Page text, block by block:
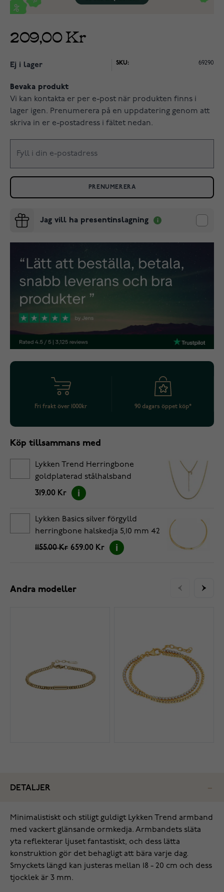
209,00 Kr
Ej i lager SKU: 69290
Bevaka produkt
Vi kan kontakta er per e-post när produkten finns i
lager igen. Prenumerera på en uppdatering genom att
skriva in er e-postadress i fältet nedan.
PRENUMERERA
Jag vill ha presentinslagning
Fri frakt över 1000kr 90 dagars öppet köp*
Köp tillsammans med
Lykken Trend Herringbone
goldplaterad stålhalsband
319.00 Kr
Lykken Basics silver förgylld
herringbone halskedja 5,10 mm 42
1155.00 Kr 659.00 Kr
Andra modeller
DETALJER
Minimalistiskt och stiligt guldigt Lykken Trend armband
med vackert glänsande ormkedja. Armbandets släta
yta reflekterar ljuset fantastiskt, och dess lätta
konstruktion gör det behagligt att bära varje dag.
Smyckets längd kan justeras mellan 18 - 20 cm och dess
tjocklek är 3 mm.